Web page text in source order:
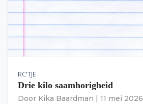
RC'TJE
Drie kilo saamhorigheid
Door Kika Baardman 11 mei 2026